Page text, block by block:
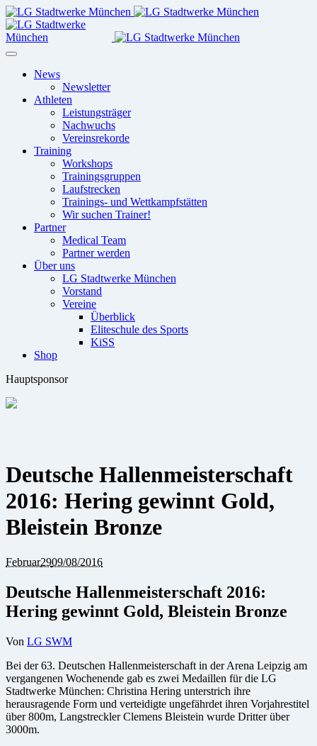
News
Newsletter
Athleten
Leistungsträger
Nachwuchs
Vereinsrekorde
Training
Workshops
Trainingsgruppen
Laufstrecken
Trainings- und Wettkampfstätten
Wir suchen Trainer!
Partner
Medical Team
Partner werden
Über uns
LG Stadtwerke München
Vorstand
Vereine
Überblick
Eliteschule des Sports
KiSS
Shop
Hauptsponsor
Deutsche Hallenmeisterschaft
2016: Hering gewinnt Gold,
Bleistein Bronze
Februar2909/08/2016
Deutsche Hallenmeisterschaft 2016:
Hering gewinnt Gold, Bleistein Bronze
Von LG SWM
Bei der 63. Deutschen Hallenmeisterschaft in der Arena Leipzig am
vergangenen Wochenende gab es zwei Medaillen für die LG
Stadtwerke München: Christina Hering unterstrich ihre
herausragende Form und verteidigte ungefährdet ihren Vorjahrestitel
über 800m, Langstreckler Clemens Bleistein wurde Dritter über
3000m.